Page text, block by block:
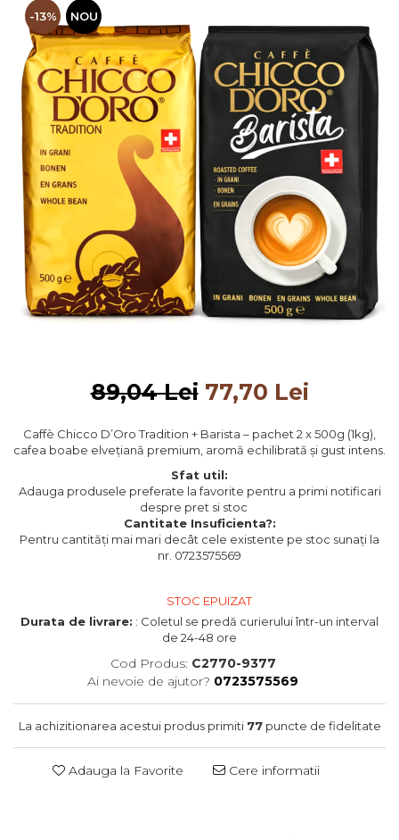
-13% NOU
89,04 Lei 77,70 Lei
Caffè Chicco D’Oro Tradition + Barista – pachet 2 x 500g (1kg),
cafea boabe elvețiană premium, aromă echilibrată și gust intens.
Sfat util:
Adauga produsele preferate la favorite pentru a primi notificari
despre pret si stoc
Cantitate Insuficienta?:
Pentru cantități mai mari decât cele existente pe stoc sunați la
nr. 0723575569
STOC EPUIZAT
Durata de livrare: : Coletul se predă curierului într-un interval
de 24-48 ore
Cod Produs: C2770-9377
Ai nevoie de ajutor? 0723575569
La achizitionarea acestui produs primiti 77puncte de fidelitate
Adauga la Favorite Cere informatii